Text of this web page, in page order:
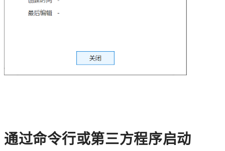
通过命令行或第三方程序启动